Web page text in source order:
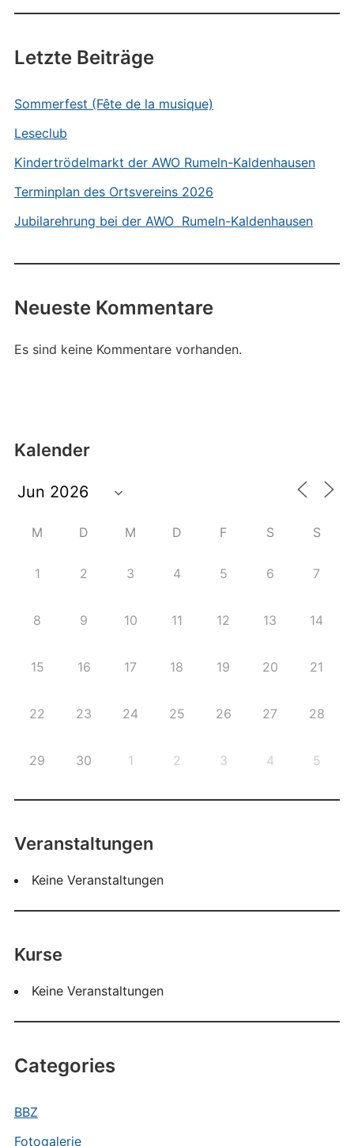
Letzte Beiträge
Sommerfest (Fête de la musique)
Leseclub
Kindertrödelmarkt der AWO Rumeln-Kaldenhausen
Terminplan des Ortsvereins 2026
Jubilarehrung bei der AWO Rumeln-Kaldenhausen
Neueste Kommentare
Es sind keine Kommentare vorhanden.
Kalender
M D M D F S S
1 2 3 4 5 6 7
8 9 10 11 12 13 14
15 16 17 18 19 20 21
22 23 24 25 26 27 28
29 30 1 2 3 4 5
Veranstaltungen
Keine Veranstaltungen
Kurse
Keine Veranstaltungen
Categories
BBZ
Fotogalerie